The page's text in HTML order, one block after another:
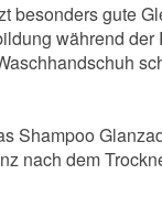
besonders gute
während
Shampoo
nach dem